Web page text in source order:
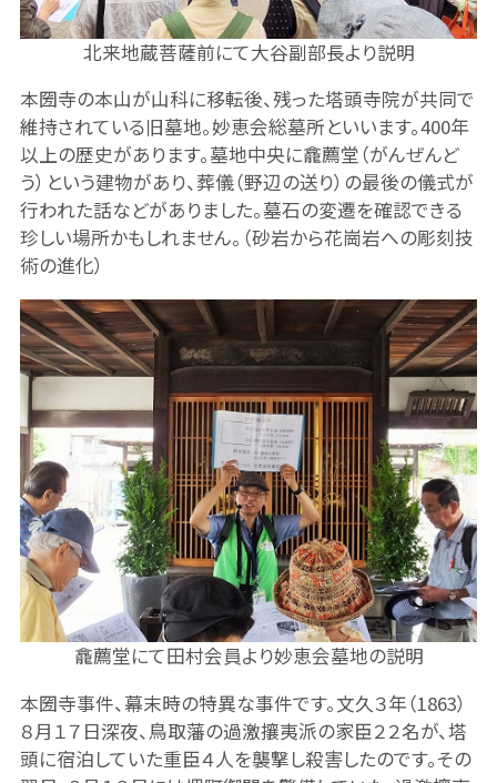
北来地蔵菩薩前にて大谷副部長より説明
本圀寺の本山が山科に移転後、残った塔頭寺院が共同で
維持されている旧墓地。妙恵会総墓所といいます。400年
以上の歴史があります。墓地中央に龕薦堂（がんぜんど
う）という建物があり、葬儀（野辺の送り）の最後の儀式が
行われた話などがありました。墓石の変遷を確認できる
珍しい場所かもしれません。（砂岩から花崗岩への彫刻技
術の進化）
龕薦堂にて田村会員より妙恵会墓地の説明
本圀寺事件、幕末時の特異な事件です。文久３年（1863）
８月１７日深夜、鳥取藩の過激攘夷派の家臣２２名が、塔
頭に宿泊していた重臣４人を襲撃し殺害したのです。その